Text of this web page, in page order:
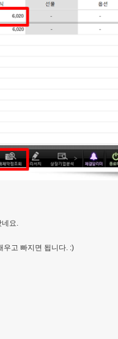
네요.
우고 빠지면 됩니다. :)